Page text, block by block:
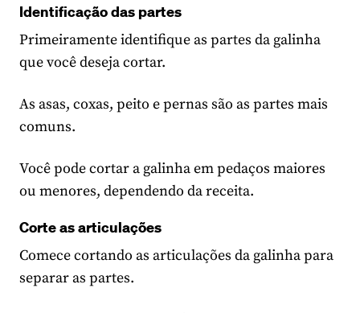
Identificação das partes
Primeiramente identifique as partes da galinha
que você deseja cortar.
As asas, coxas, peito e pernas são as partes mais
comuns.
Você pode cortar a galinha em pedaços maiores
ou menores, dependendo da receita.
Corte as articulações
Comece cortando as articulações da galinha para
separar as partes.